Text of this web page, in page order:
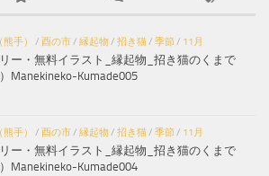
手） / 酉の市/ 縁起物/ 招き猫/ 季節/ 11月
ー・無料イラスト_縁起物_招き猫のくまで
）Manekineko-Kumade005
手） / 酉の市/ 縁起物/ 招き猫/ 季節/ 11月
ー・無料イラスト_縁起物_招き猫のくまで
）Manekineko-Kumade004